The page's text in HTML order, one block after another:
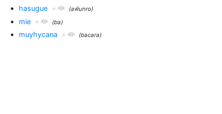
hasugue + (aw̃unro)
mie + (ba)
muyhycana + (bacara)